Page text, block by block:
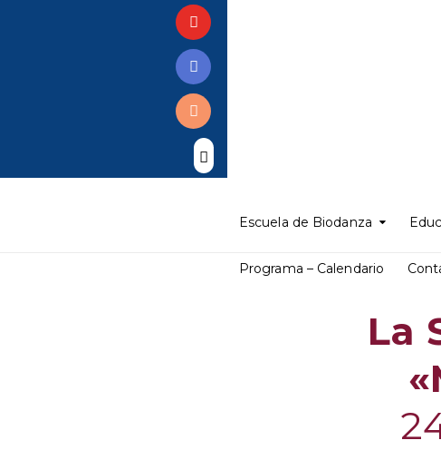
Escuela de Biodanza
Programa – Calendario
La